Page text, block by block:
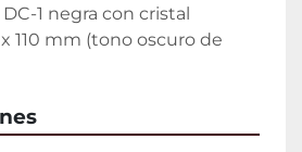
1 negra con cristal
110 mm (tono oscuro de